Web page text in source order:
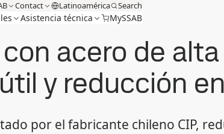
Contact Latinoamérica Search
Asistencia técnica MySSAB
acero de
y reducción
por el fabricante chileno CIP,